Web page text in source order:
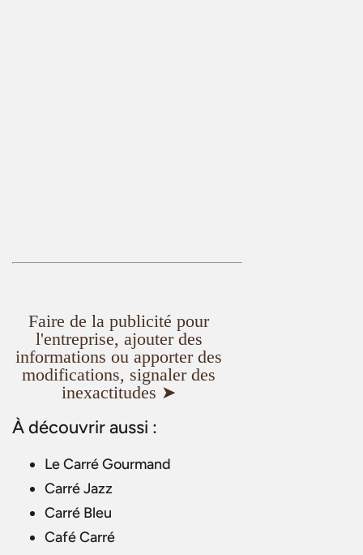
Faire de la publicité pour
l'entreprise, ajouter des
informations ou apporter des
modifications, signaler des
inexactitudes ➤
À découvrir aussi :
Le Carré Gourmand
Carré Jazz
Carré Bleu
Café Carré